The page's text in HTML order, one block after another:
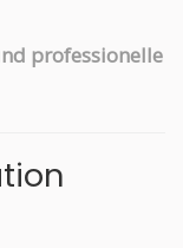
professionelle